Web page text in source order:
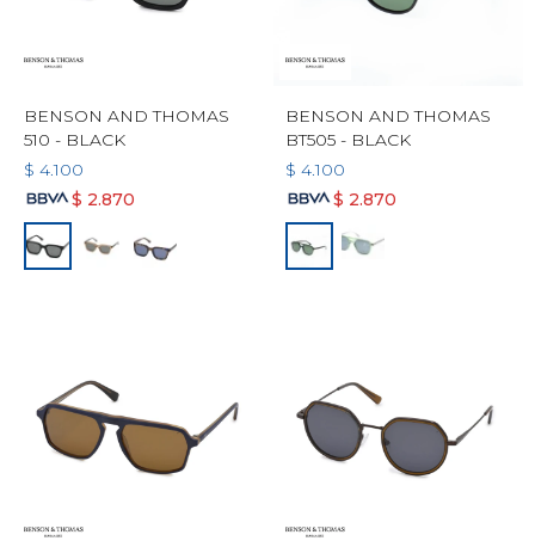
BENSON AND THOMAS
510 - BLACK
$ 4.100
$ 2.870
BENSON AND THOMAS
BT505 - BLACK
$ 4.100
$ 2.870